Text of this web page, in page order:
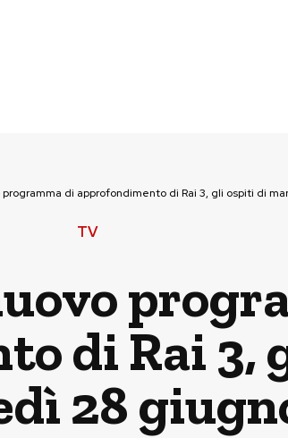
programma di approfondimento di Rai 3, gli ospiti di
TV
di Rai 3,
28